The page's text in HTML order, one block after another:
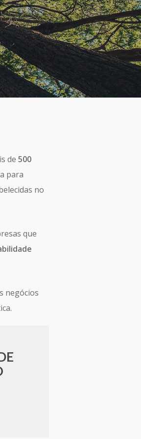
de 500
para
no
que
negócios